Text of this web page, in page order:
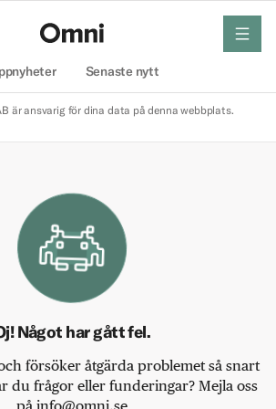
Senaste nytt
meny
är ansvarig för dina data på denna webbplats.
Något har gått fel.
försöker åtgärda problemet så snart
du frågor eller funderingar? Mejla oss